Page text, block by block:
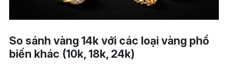
So sánh vàng 14k với các loại vàng phổ
biến khác (10k, 18k, 24k)